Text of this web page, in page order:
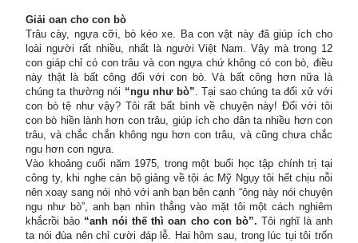
Giải oan cho con bò
Trâu cày, ngựa cỡi, bò kéo xe. Ba con vật này đã giúp ích cho
loài người rất nhiều, nhất là người Việt Nam. Vậy mà trong 12
con giáp chỉ có con trâu và con ngựa chứ không có con bò, điều
này thật là bất công đối với con bò. Và bất công hơn nữa là
chúng ta thường nói “ngu như bò”. Tại sao chúng ta đối xử với
con bò tệ như vậy? Tôi rất bất bình về chuyện này! Đối với tôi
con bò hiền lành hơn con trâu, giúp ích cho dân ta nhiều hơn con
trâu, và chắc chắn không ngu hơn con trâu, và cũng chưa chắc
ngu hơn con ngựa.
Vào khoảng cuối năm 1975, trong một buổi học tập chính trị tại
công ty, khi nghe cán bộ giảng về tội ác Mỹ Ngụy tôi hết chịu nỗi
nên xoay sang nói nhỏ với anh bạn bên cạnh “ông này nói chuyện
ngu như bò”, anh bạn nhìn thẳng vào mặt tôi một cách nghiêm
khắcrồi bảo “anh nói thế thì oan cho con bò”. Tôi nghĩ là anh
ta nói đùa nên chỉ cười đáp lễ. Hai hôm sau, trong lúc tụi tôi trốn